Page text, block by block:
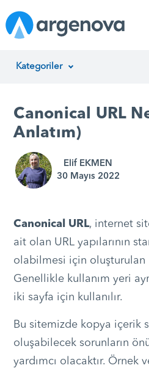
Kategoriler
Argenova
Yazılım Geliştirme
Girişimcilik
Müşteri Hizmetleri
Teknoloji
Canonical URL
Anlatım)
Elif EKMEN
30 Mayıs 2022
Canonical URL, internet
ait olan URL yapılarının
olabilmesi için oluşturulan
Genellikle kullanım yeri
iki sayfa için kullanılır.
Bu sitemizde kopya içerik
oluşabilecek sorunların
yardımcı olacaktır. Örnek